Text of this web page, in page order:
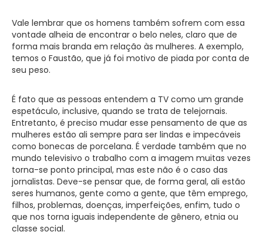
Vale lembrar que os homens também sofrem com essa
vontade alheia de encontrar o belo neles, claro que de
forma mais branda em relação às mulheres. A exemplo,
temos o Faustão, que já foi motivo de piada por conta de
seu peso.
É fato que as pessoas entendem a TV como um grande
espetáculo, inclusive, quando se trata de telejornais.
Entretanto, é preciso mudar esse pensamento de que as
mulheres estão ali sempre para ser lindas e impecáveis
como bonecas de porcelana. É verdade também que no
mundo televisivo o trabalho com a imagem muitas vezes
torna-se ponto principal, mas este não é o caso das
jornalistas. Deve-se pensar que, de forma geral, ali estão
seres humanos, gente como a gente, que têm emprego,
filhos, problemas, doenças, imperfeições, enfim, tudo o
que nos torna iguais independente de gênero, etnia ou
classe social.